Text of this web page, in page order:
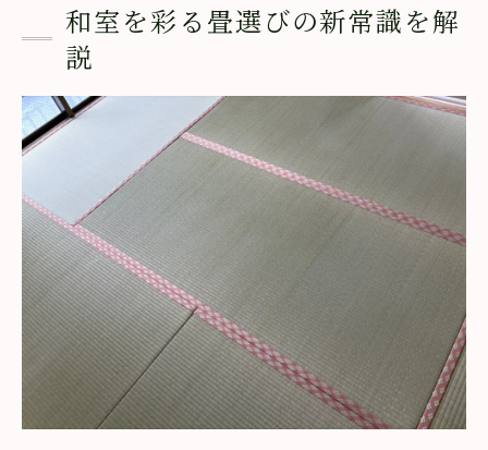
埼玉県北本市で安心の畳替え体験を
地元密着の畳店ならではの魅力とは
畳の張替えで感じる信頼と実績の差
畳替え後のメンテナンスも丁寧に対応
初めての方にも安心な畳の相談体制
おすすめ畳店でスムーズに理想の和室
畳の張替えで実感する快適な住まい
畳の張替えで得られる健康と快適性
畳張替えが和室の印象を一新する理由
畳店が提案する最適な張替えタイミング
和室を彩る畳選びの新常識を解
説